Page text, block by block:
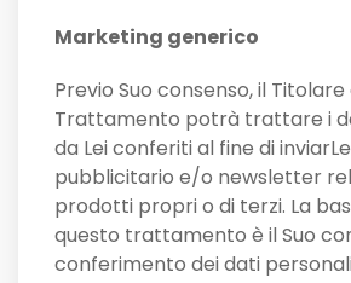
Marketing generico
Previo Suo consenso, il Titolare
Trattamento potrà trattare i
da Lei conferiti al fine di
pubblicitario e/o newsletter
prodotti propri o di terzi. La
questo trattamento è il Suo
conferimento dei dati